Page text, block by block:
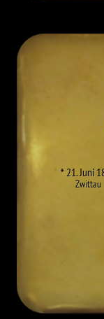
* 21. Juni
Zwittau